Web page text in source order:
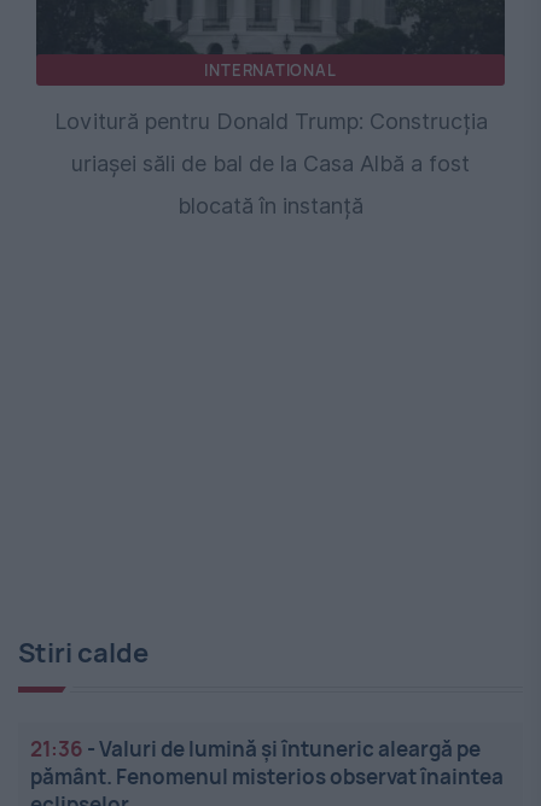
INTERNATIONAL
Lovitură pentru Donald Trump: Construcția
uriașei săli de bal de la Casa Albă a fost
blocată în instanță
Stiri calde
21:36 -Valuri de lumină și întuneric aleargă pe
pământ. Fenomenul misterios observat înaintea